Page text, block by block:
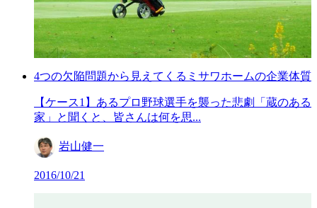
4つの欠陥問題から見えてくるミサワホームの企業体質
【ケース1】あるプロ野球選手を襲った悲劇「蔵のある
家」と聞くと、皆さんは何を思...
岩山健一
2016/10/21